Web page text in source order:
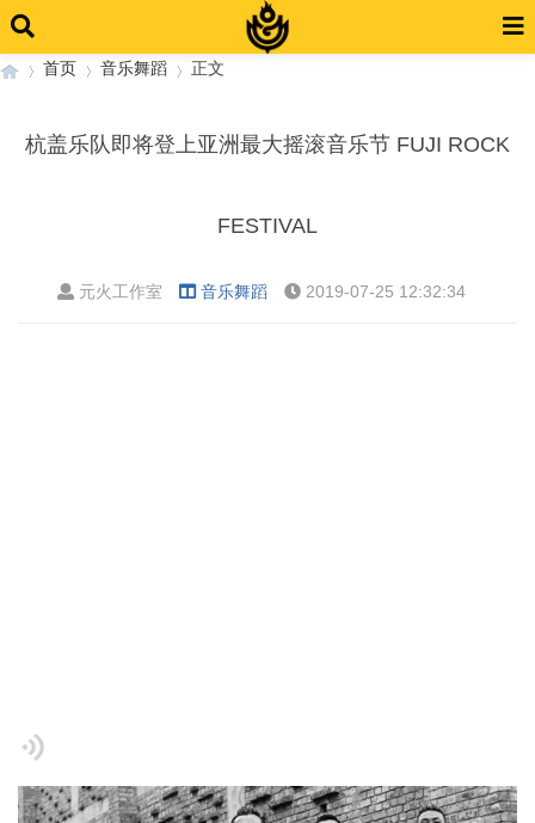
首页 音乐舞蹈 正文
杭盖乐队即将登上亚洲最大摇滚音乐节 FUJI ROCK
FESTIVAL
元火工作室 音乐舞蹈 2019-07-25 12:32:34